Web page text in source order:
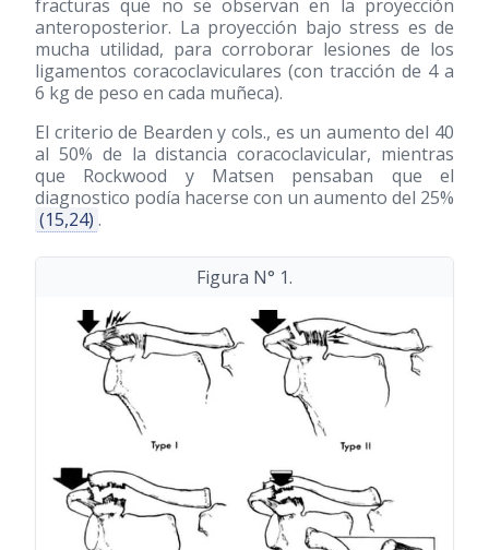
fracturas que no se observan en la proyección
anteroposterior. La proyección bajo stress es de
mucha utilidad, para corroborar lesiones de los
ligamentos coracoclaviculares (con tracción de 4 a
6 kg de peso en cada muñeca).
El criterio de Bearden y cols., es un aumento del 40
al 50% de la distancia coracoclavicular, mientras
que Rockwood y Matsen pensaban que el
diagnostico podía hacerse con un aumento del 25%
(15,24) .
Figura N° 1.